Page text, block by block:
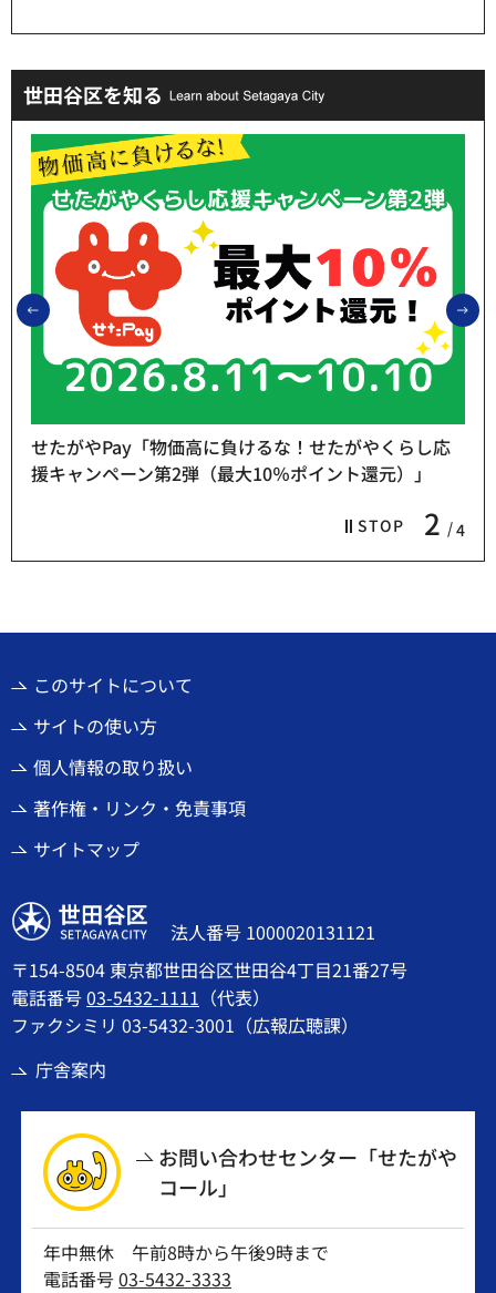
世田谷区を知る
前のスライドを表示
STOP 2 4
せたがやPay「物価高に負けるな！せたがやくらし応
援キャンペーン第2弾（最大10％ポイント還元）」
このサイトについて
サイトの使い方
個人情報の取り扱い
著作権・リンク・免責事項
サイトマップ
世田谷区
法人番号 1000020131121
〒154-8504 東京都世田谷区世田谷4丁目21番27号
電話番号03-5432-1111 （代表）
ファクシミリ 03-5432-3001（広報広聴課）
庁舎案内
お問い合わせセンター「せたがや
コール」
年中無休 午前8時から午後9時まで
電話番号03-5432-3333